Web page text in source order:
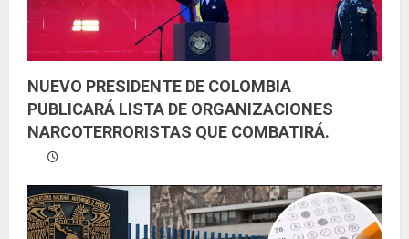
NUEVO PRESIDENTE DE COLOMBIA
PUBLICARÁ LISTA DE ORGANIZACIONES
NARCOTERRORISTAS QUE COMBATIRÁ.